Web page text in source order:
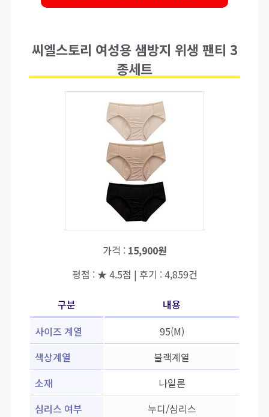
씨엘스토리 여성용 샘방지 위생 팬티 3
종세트
가격 : 15,900원
평점 : ★ 4.5점 | 후기 : 4,859건
구분
내용
사이즈 계열
95(M)
색상계열
블랙계열
소재
나일론
심리스 여부
누디/심리스